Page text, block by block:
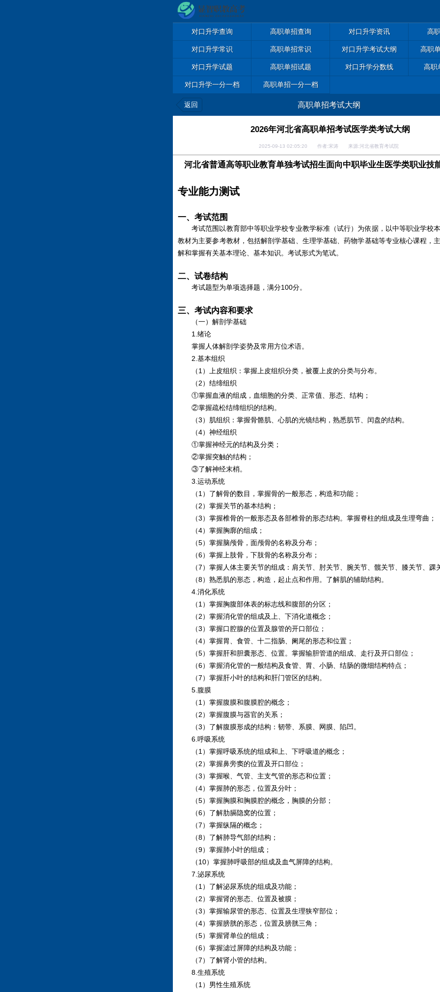
对口升学查询 高职单招查询 对口升学资讯 高
对口升学常识 高职单招常识 对口升学考试大纲 高职
对口升学试题 高职单招试题 对口升学分数线 高职
对口升学一分一档 高职单招一分一档
返回 高职单招考试大纲
2026年河北省高职单招考试医学类考试大纲
2025-09-13 02:05:20 作者:宋涛 来源:河北省教育考试院
河北省普通高等职业教育单独考试招生面向中职毕业生医学类职业技
专业能力测试
一、考试范围
考试范围以教育部中等职业学校专业教学标准（试行）为依据，以中等职业学校
教材为主要参考教材，包括解剖学基础、生理学基础、药物学基础等专业核心课程，
解和掌握有关基本理论、基本知识。考试形式为笔试。
二、试卷结构
考试题型为单项选择题，满分100分。
三、考试内容和要求
（一）解剖学基础
1.绪论
掌握人体解剖学姿势及常用方位术语。
2.基本组织
（1）上皮组织：掌握上皮组织分类，被覆上皮的分类与分布。
（2）结缔组织
①掌握血液的组成，血细胞的分类、正常值、形态、结构；
②掌握疏松结缔组织的结构。
（3）肌组织：掌握骨骼肌、心肌的光镜结构，熟悉肌节、闰盘的结构。
（4）神经组织
①掌握神经元的结构及分类；
②掌握突触的结构；
③了解神经末梢。
3.运动系统
（1）了解骨的数目，掌握骨的一般形态，构造和功能；
（2）掌握关节的基本结构；
（3）掌握椎骨的一般形态及各部椎骨的形态结构。掌握脊柱的组成及生理弯曲；
（4）掌握胸廓的组成；
（5）掌握脑颅骨，面颅骨的名称及分布；
（6）掌握上肢骨，下肢骨的名称及分布；
（7）掌握人体主要关节的组成：肩关节、肘关节、腕关节、髋关节、膝关节、踝
（8）熟悉肌的形态，构造，起止点和作用。了解肌的辅助结构。
4.消化系统
（1）掌握胸腹部体表的标志线和腹部的分区；
（2）掌握消化管的组成及上、下消化道概念；
（3）掌握口腔腺的位置及腺管的开口部位；
（4）掌握胃、食管、十二指肠、阑尾的形态和位置；
（5）掌握肝和胆囊形态、位置。掌握输胆管道的组成、走行及开口部位；
（6）掌握消化管的一般结构及食管、胃、小肠、结肠的微细结构特点；
（7）掌握肝小叶的结构和肝门管区的结构。
5.腹膜
（1）掌握腹膜和腹膜腔的概念；
（2）掌握腹膜与器官的关系；
（3）了解腹膜形成的结构：韧带、系膜、网膜、陷凹。
6.呼吸系统
（1）掌握呼吸系统的组成和上、下呼吸道的概念；
（2）掌握鼻旁窦的位置及开口部位；
（3）掌握喉、气管、主支气管的形态和位置；
（4）掌握肺的形态，位置及分叶；
（5）掌握胸膜和胸膜腔的概念，胸膜的分部；
（6）了解肋膈隐窝的位置；
（7）掌握纵隔的概念；
（8）了解肺导气部的结构；
（9）掌握肺小叶的组成；
（10）掌握肺呼吸部的组成及血气屏障的结构。
7.泌尿系统
（1）了解泌尿系统的组成及功能；
（2）掌握肾的形态、位置及被膜；
（3）掌握输尿管的形态、位置及生理狭窄部位；
（4）掌握膀胱的形态，位置及膀胱三角；
（5）掌握肾单位的组成；
（6）掌握滤过屏障的结构及功能；
（7）了解肾小管的结构。
8.生殖系统
（1）男性生殖系统